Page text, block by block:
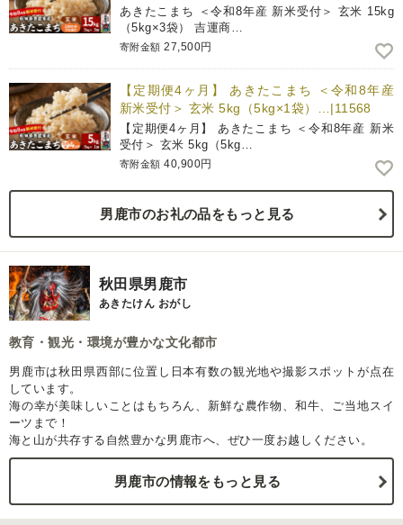
あきたこまち ＜令和8年産 新米受付＞ 玄米 15kg
（5kg×3袋） 吉運商…
寄附金額 27,500円
【定期便4ヶ月】 あきたこまち ＜令和8年産
新米受付＞ 玄米 5kg（5kg×1袋）…|11568
【定期便4ヶ月】 あきたこまち ＜令和8年産 新米
受付＞ 玄米 5kg（5kg…
寄附金額 40,900円
男鹿市のお礼の品をもっと見る
秋田県男鹿市
あきたけん おがし
教育・観光・環境が豊かな文化都市
男鹿市は秋田県西部に位置し日本有数の観光地や撮影スポットが点在
しています。
海の幸が美味しいことはもちろん、新鮮な農作物、和牛、ご当地スイ
ーツまで！
海と山が共存する自然豊かな男鹿市へ、ぜひ一度お越しください。
男鹿市の情報をもっと見る